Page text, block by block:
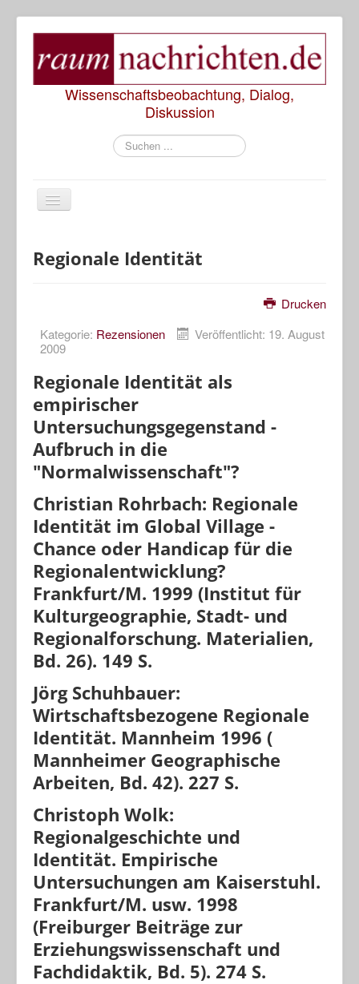
Wissenschaftsbeobachtung, Dialog,
Diskussion
Diskussionen
Porträts
Geographische Revue
Regionale Identität
Drucken
Kategorie: Rezensionen
Veröffentlicht: 19. August
2009
Regionale Identität als
empirischer
Untersuchungsgegenstand -
Aufbruch in die
"Normalwissenschaft"?
Christian Rohrbach: Regionale
Identität im Global Village -
Chance oder Handicap für die
Regionalentwicklung?
Frankfurt/M. 1999 (Institut für
Kulturgeographie, Stadt- und
Regionalforschung. Materialien,
Bd. 26). 149 S.
Jörg Schuhbauer:
Wirtschaftsbezogene Regionale
Identität. Mannheim 1996 (
Mannheimer Geographische
Arbeiten, Bd. 42). 227 S.
Christoph Wolk:
Regionalgeschichte und
Identität. Empirische
Untersuchungen am Kaiserstuhl.
Frankfurt/M. usw. 1998
(Freiburger Beiträge zur
Erziehungswissenschaft und
Fachdidaktik, Bd. 5). 274 S.